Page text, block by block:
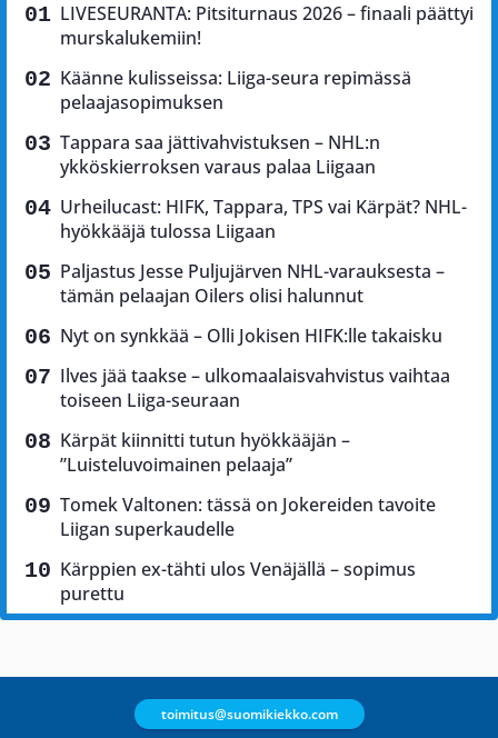
LIVESEURANTA: Pitsiturnaus 2026 – finaali päättyi
murskalukemiin!
Käänne kulisseissa: Liiga-seura repimässä
pelaajasopimuksen
Tappara saa jättivahvistuksen – NHL:n
ykköskierroksen varaus palaa Liigaan
Urheilucast: HIFK, Tappara, TPS vai Kärpät? NHL-
hyökkääjä tulossa Liigaan
Paljastus Jesse Puljujärven NHL-varauksesta –
tämän pelaajan Oilers olisi halunnut
Nyt on synkkää – Olli Jokisen HIFK:lle takaisku
Ilves jää taakse – ulkomaalaisvahvistus vaihtaa
toiseen Liiga-seuraan
Kärpät kiinnitti tutun hyökkääjän –
”Luisteluvoimainen pelaaja”
Tomek Valtonen: tässä on Jokereiden tavoite
Liigan superkaudelle
Kärppien ex-tähti ulos Venäjällä – sopimus
purettu
toimitus@suomikiekko.com